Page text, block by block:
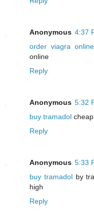
Anonymous 4:37
order viagra online
online
Reply
Anonymous 5:32
buy tramadol
Reply
Anonymous 5:33
buy tramadolby
high
Reply